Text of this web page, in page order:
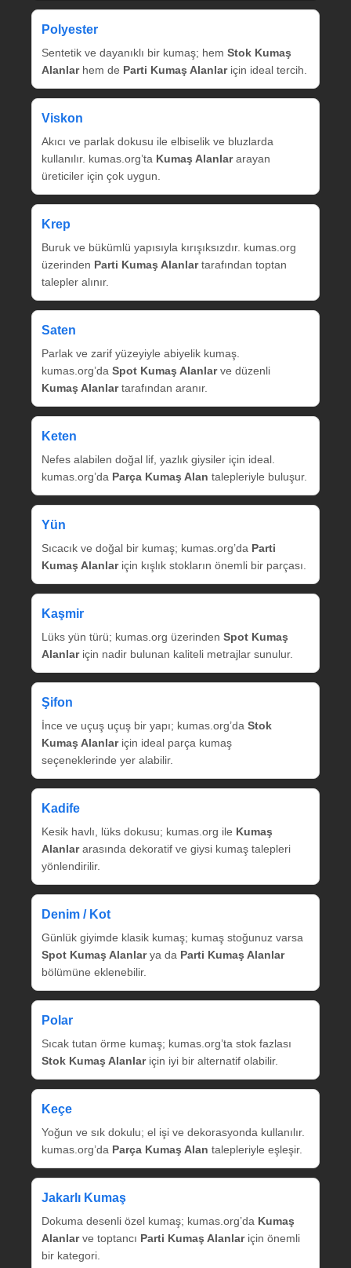
Polyester
Sentetik ve dayanıklı bir kumaş; hem Stok Kumaş
Alanlarhem de Parti Kumaş Alanlariçin ideal tercih.
Viskon
Akıcı ve parlak dokusu ile elbiselik ve bluzlarda
kullanılır. kumas.org’ta Kumaş Alanlararayan
üreticiler için çok uygun.
Krep
Buruk ve bükümlü yapısıyla kırışıksızdır. kumas.org
üzerinden Parti Kumaş Alanlartarafından toptan
talepler alınır.
Saten
Parlak ve zarif yüzeyiyle abiyelik kumaş.
kumas.org’da Spot Kumaş Alanlarve düzenli
Kumaş Alanlartarafından aranır.
Keten
Nefes alabilen doğal lif, yazlık giysiler için ideal.
kumas.org’da Parça Kumaş Alan talepleriyle buluşur.
Yün
Sıcacık ve doğal bir kumaş; kumas.org’da Parti
Kumaş Alanlariçin kışlık stokların önemli bir parçası.
Kaşmir
Lüks yün türü; kumas.org üzerinden Spot Kumaş
Alanlariçin nadir bulunan kaliteli metrajlar sunulur.
Şifon
İnce ve uçuş uçuş bir yapı; kumas.org’da Stok
Kumaş Alanlariçin ideal parça kumaş
seçeneklerinde yer alabilir.
Kadife
Kesik havlı, lüks dokusu; kumas.org ile Kumaş
Alanlararasında dekoratif ve giysi kumaş talepleri
yönlendirilir.
Denim / Kot
Günlük giyimde klasik kumaş; kumaş stoğunuz varsa
Spot Kumaş Alanlarya da Parti Kumaş Alanlar
bölümüne eklenebilir.
Polar
Sıcak tutan örme kumaş; kumas.org’ta stok fazlası
Stok Kumaş Alanlariçin iyi bir alternatif olabilir.
Keçe
Yoğun ve sık dokulu; el işi ve dekorasyonda kullanılır.
kumas.org’da Parça Kumaş Alan talepleriyle eşleşir.
Jakarlı Kumaş
Dokuma desenli özel kumaş; kumas.org’da Kumaş
Alanlarve toptancı Parti Kumaş Alanlariçin önemli
bir kategori.